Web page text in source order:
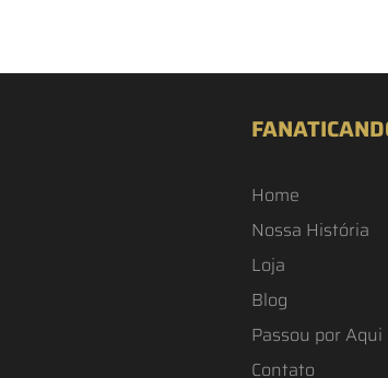
Home
Nossa História
Loja
Blog
Passou por Aqui
Contato